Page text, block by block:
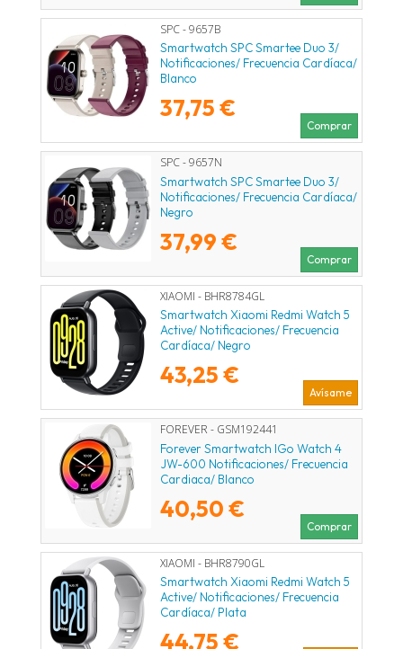
SPC - 9657B
Smartwatch SPC Smartee Duo 3/
Notificaciones/ Frecuencia Cardíaca/
Blanco
37,75 €
Comprar
SPC - 9657N
Smartwatch SPC Smartee Duo 3/
Notificaciones/ Frecuencia Cardíaca/
Negro
37,99 €
Comprar
XIAOMI - BHR8784GL
Smartwatch Xiaomi Redmi Watch 5
Active/ Notificaciones/ Frecuencia
Cardíaca/ Negro
43,25 €
Avísame
FOREVER - GSM192441
Forever Smartwatch IGo Watch 4
JW-600 Notificaciones/ Frecuencia
Cardiaca/ Blanco
40,50 €
Comprar
XIAOMI - BHR8790GL
Smartwatch Xiaomi Redmi Watch 5
Active/ Notificaciones/ Frecuencia
Cardíaca/ Plata
44,75 €